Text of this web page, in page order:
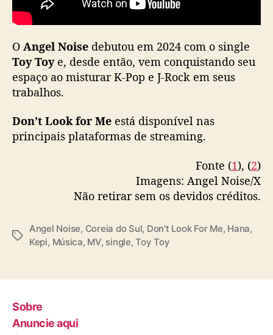
g
e
,
“
n
’
o
k
o
”
O Angel Noise debutou em 2024 com o single
Toy Toye, desde então, vem conquistando seu
espaço ao misturar K-Pop e J-Rock em seus
trabalhos.
Don’t Look for Me está disponível nas
principais plataformas de streaming.
Fonte (1), (2)
Imagens: Angel Noise/X
Não retirar sem os devidos créditos.
T
Angel Noise, Coreia do Sul, Don't Look For Me, Hana,
Kepi, Música, MV, single,Toy Toy
Sobre
Anuncie aqui